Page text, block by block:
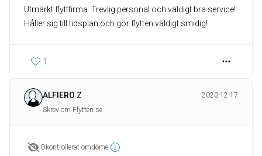
Utmärkt flyttfirma. Trevlig personal och väldigt bra service!
Håller sig till tidsplan och gör flytten väldigt smidig!
1
ALFIERO Z
2020-12-17
Skrev om Flytten.se
Okontrollerat omdöme